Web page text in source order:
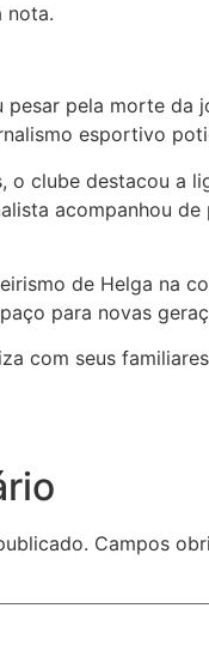
nota.
pesar pela morte
esportivo
o clube destacou a
acompanhou
de Helga na
para novas
com seus
Campos